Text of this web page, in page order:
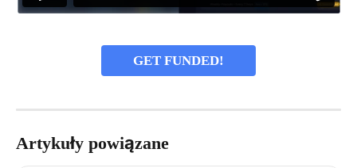
GET FUNDED!
Artykuły powiązane